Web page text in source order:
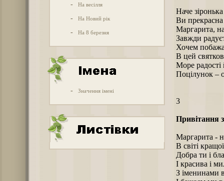
- На весілля
- На Новий рік
- На 8 березня
- Значення імені
Наче
Ви прекрасна
Маргарита,
Завжди
Хочем
В цей
Море радості
Поцілунок –
3
Привітання
Маргарита -
В світі
Добра ти і
І красива і
З іменинами